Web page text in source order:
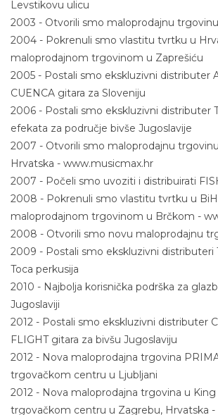
Levstikovu ulicu
2003 - Otvorili smo maloprodajnu
2004 - Pokrenuli smo vlastitu tvrtku u
maloprodajnom trgovinom u Zaprešiću
2005 - Postali smo ekskluzivni distributer
CUENCA gitara za Sloveniju
2006 - Postali smo ekskluzivni distributer
efekata za područje bivše Jugoslavije
2007 - Otvorili smo maloprodajnu
Hrvatska - www.musicmax.hr
2007 - Počeli smo uvoziti i distribuirati
2008 - Pokrenuli smo vlastitu tvrtku u
maloprodajnom trgovinom u Brčkom -
2008 - Otvorili smo novu maloprodajnu
2009 - Postali smo ekskluzivni distributeri
Toca perkusija
2010 - Najbolja korisnička podrška za
Jugoslaviji
2012 - Postali smo ekskluzivni distributer
FLIGHT gitara za bivšu Jugoslaviju
2012 - Nova maloprodajna trgovina
trgovačkom centru u Ljubljani
2012 - Nova maloprodajna trgovina u King
trgovačkom centru u Zagrebu, Hrvatska -